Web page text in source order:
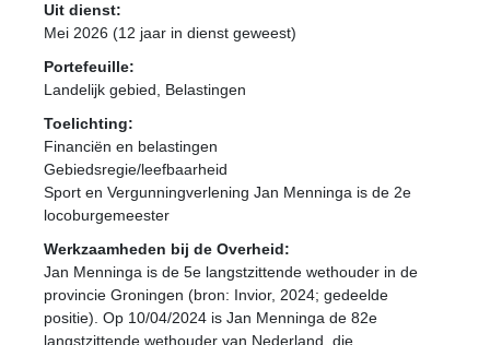
Uit dienst:
Mei 2026 (12 jaar in dienst geweest)
Portefeuille:
Landelijk gebied, Belastingen
Toelichting:
Financiën en belastingen
Gebiedsregie/leefbaarheid
Sport en Vergunningverlening Jan Menninga is de 2e
locoburgemeester
Werkzaamheden bij de Overheid:
Jan Menninga is de 5e langstzittende wethouder in de
provincie Groningen (bron: Invior, 2024; gedeelde
positie). Op 10/04/2024 is Jan Menninga de 82e
langstzittende wethouder van Nederland, die